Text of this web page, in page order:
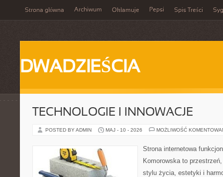
Strona główna Archiwum Okłamuje Pepsi Spis Treści
DWADZIEŚCIA
TECHNOLOGIE I INNOWACJE
POSTED BY ADMIN MAJ - 10 - 2026 MOŻLIWOŚĆ
Strona internetowa
Komorowska to
stylu życia, estetyki i